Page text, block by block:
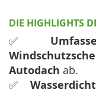
DIE HIGHLIGHTS
✅
Autodach ab.
✅